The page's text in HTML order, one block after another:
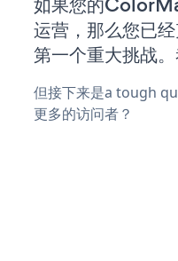
运营，那么您已
第一个重大挑战。
但接下来是a tough
更多的访问者？